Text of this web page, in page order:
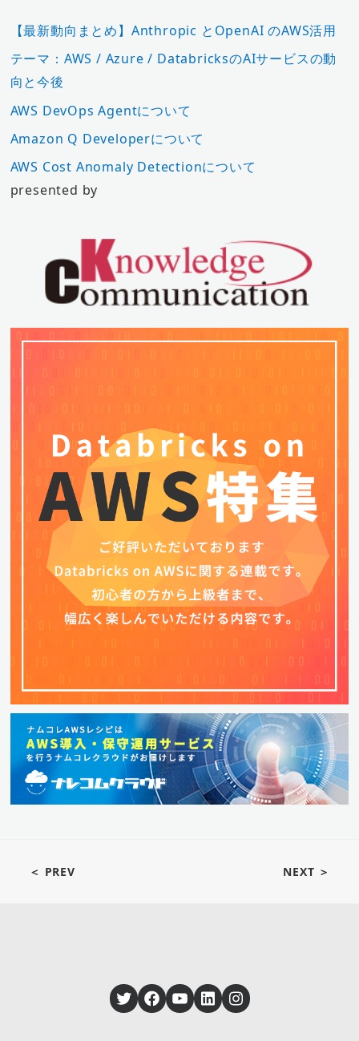
【最新動向まとめ】Anthropic とOpenAI のAWS活用
テーマ：AWS / Azure / DatabricksのAIサービスの動
向と今後
AWS DevOps Agentについて
Amazon Q Developerについて
AWS Cost Anomaly Detectionについて
presented by
＜ PREV NEXT ＞
Twitter Facebook YouTube LinkedIn Instagram